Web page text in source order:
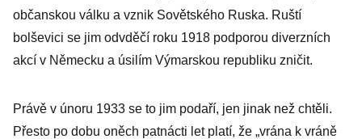
občanskou válku a vznik Sovětského Ruska. Ruští
bolševici se jim odvděčí roku 1918 podporou diverzních
akcí v Německu a úsilím Výmarskou republiku zničit.
Právě v únoru 1933 se to jim podaří, jen jinak než chtěli.
Přesto po dobu oněch patnácti let platí, že „vrána k vráně